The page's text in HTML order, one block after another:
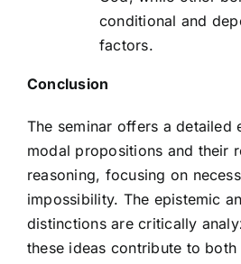
conditional and
factors.
Conclusion
The seminar offers a detailed
modal propositions and their
reasoning, focusing on
impossibility. The epistemic
distinctions are critically
these ideas contribute to both